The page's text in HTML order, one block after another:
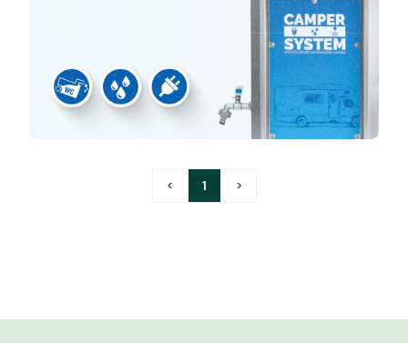
< 1 >